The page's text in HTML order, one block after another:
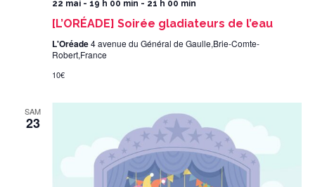
22 mai - 19 h 00 min - 21 h 00 min
[L’ORÉADE] Soirée gladiateurs de l’eau
L'Oréade4 avenue du Général de Gaulle,Brie-Comte-
Robert,France
10€
SAM
23